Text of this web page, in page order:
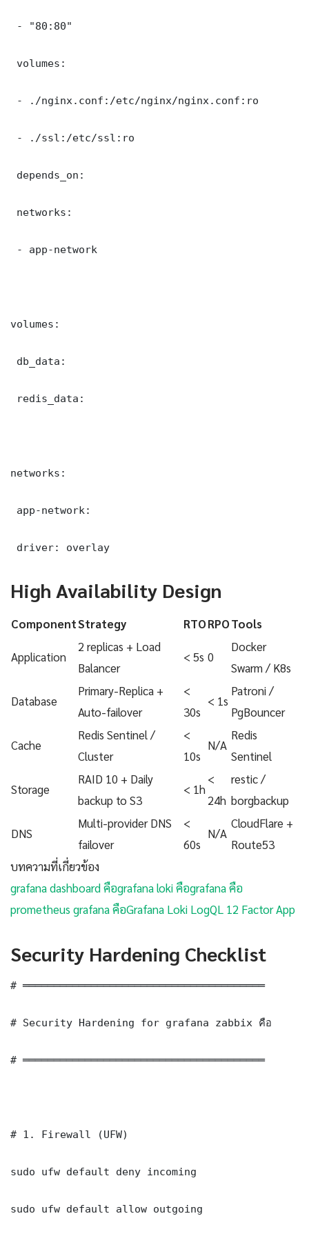
- "80:80"
volumes:
- ./nginx.conf:/etc/nginx/nginx.conf:ro
- ./ssl:/etc/ssl:ro
depends_on:
networks:
- app-network
volumes:
db_data:
redis_data:
networks:
app-network:
driver: overlay
High Availability Design
ComponentStrategy RTORPOTools
Application
2 replicas + Load
Balancer
< 5s 0
Docker
Swarm / K8s
Database
Primary-Replica +
Auto-failover
<
30s
< 1s
Patroni /
PgBouncer
Cache
Redis Sentinel /
Cluster
<
10s
N/A
Redis
Sentinel
Storage
RAID 10 + Daily
backup to S3
< 1h
<
24h
restic /
borgbackup
DNS
Multi-provider DNS
failover
<
60s
N/A
CloudFlare +
Route53
บทความที่เกี่ยวข้อง
grafana dashboard คือgrafana loki คือgrafana คือ
prometheus grafana คือGrafana Loki LogQL 12 Factor App
Security Hardening Checklist
# ═══════════════════════════════════════
# Security Hardening for grafana zabbix คือ
# ═══════════════════════════════════════
# 1. Firewall (UFW)
sudo ufw default deny incoming
sudo ufw default allow outgoing